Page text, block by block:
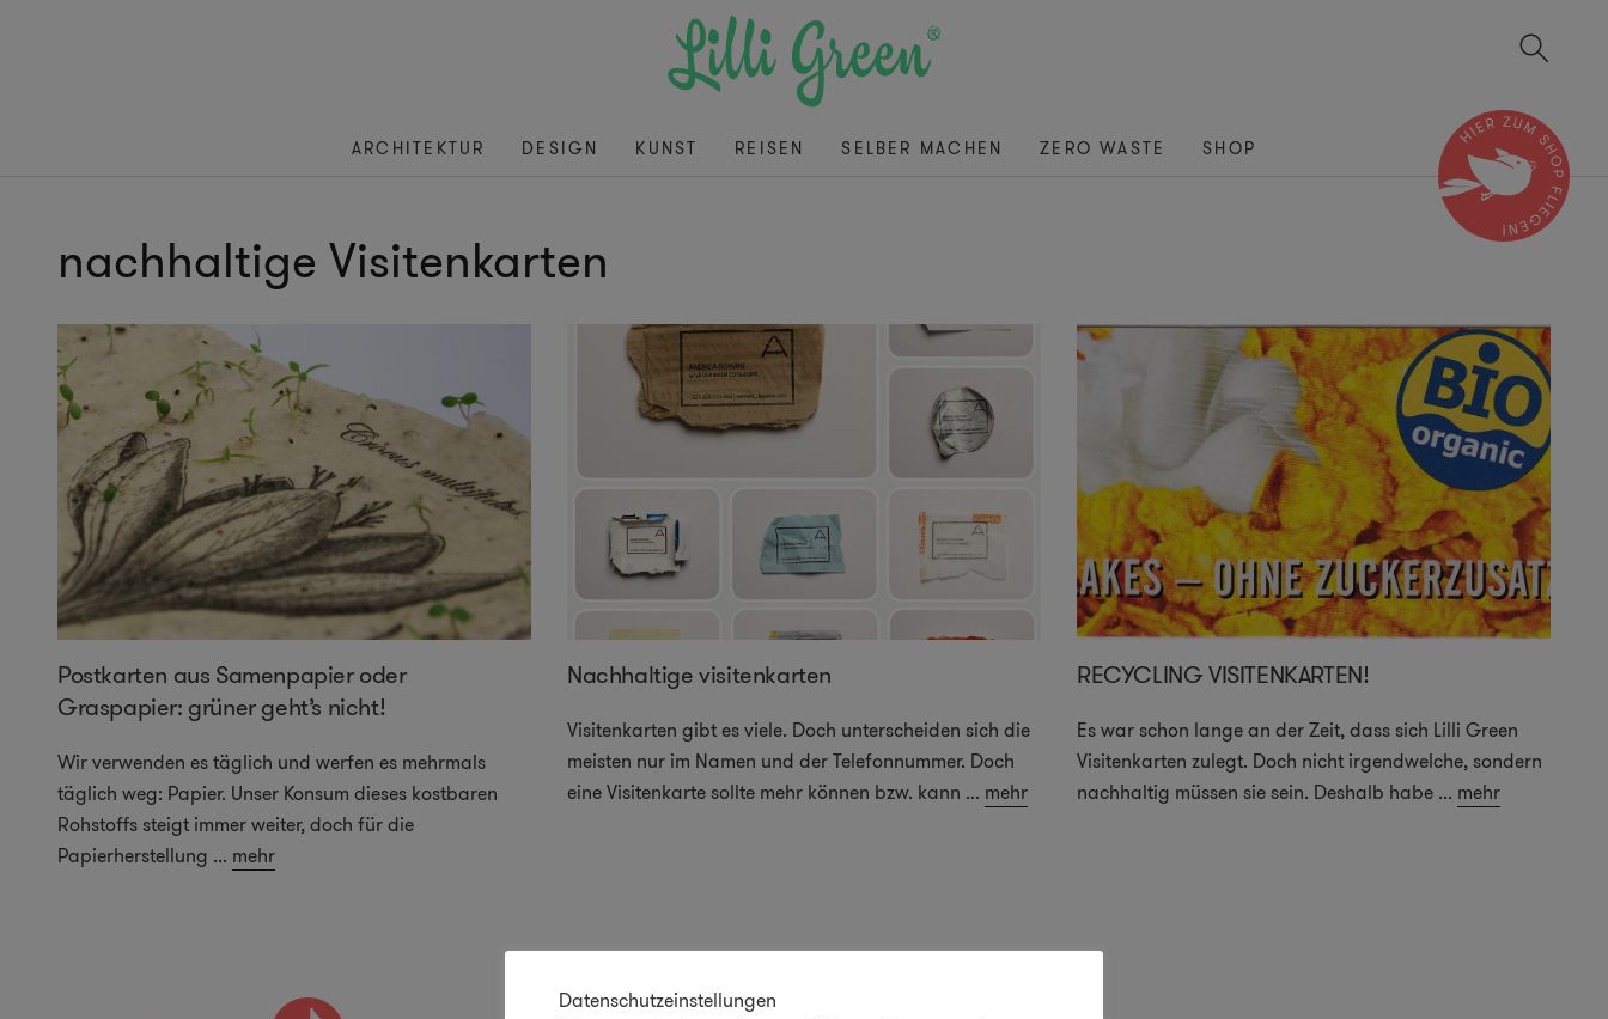
ARCHITEKTUR DESIGN KUNST REISEN SELBER MACHEN ZERO WASTE SHOP
nachhaltige Visitenkarten
Postkarten aus Samenpapier oder
Graspapier: grüner geht’s nicht!
Wir verwenden es täglich und werfen es mehrmals
täglich weg: Papier. Unser Konsum dieses kostbaren
Rohstoffs steigt immer weiter, doch für die
Papierherstellung ... mehr
Nachhaltige visitenkarten
Visitenkarten gibt es viele. Doch unterscheiden sich die
meisten nur im Namen und der Telefonnummer. Doch
eine Visitenkarte sollte mehr können bzw. kann ... mehr
RECYCLING VISITENKARTEN!
Es war schon lange an der Zeit, dass sich Lilli Green
Visitenkarten zulegt. Doch nicht irgendwelche, sondern
nachhaltig müssen sie sein. Deshalb habe ... mehr
Datenschutzeinstellungen